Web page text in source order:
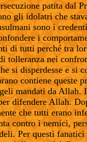
patita dal
gli idolatri che
sono i
i
di tutti perché tra
tolleranza nei
si disperdesse e si
contiene queste
mandati da Allah.
difendere Allah.
che tutti erano
contro i nemici,
Per questi